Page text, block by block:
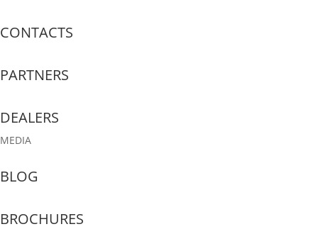
CONTACTS
PARTNERS
DEALERS
MEDIA
BLOG
BROCHURES